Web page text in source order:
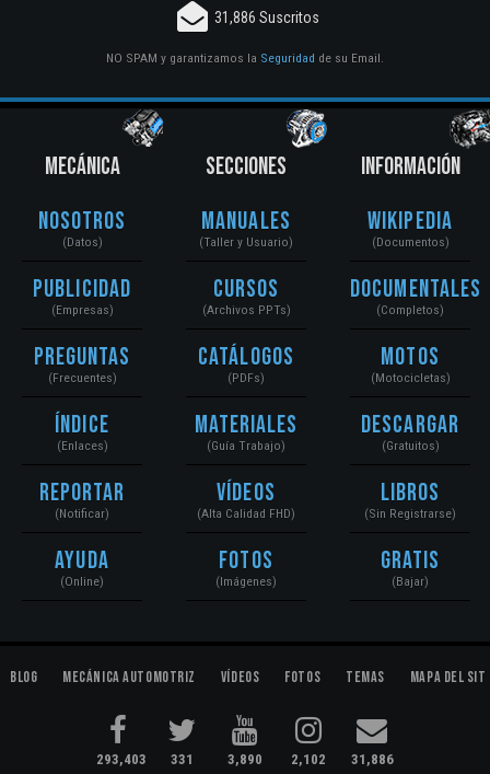
31,886 Suscritos
NO SPAM y garantizamos la Seguridad de su Email.
MECÁNICA
Nosotros
(Datos)
Publicidad
(Empresas)
Preguntas
(Frecuentes)
Índice
(Enlaces)
Reportar
(Notificar)
Ayuda
(Online)
SECCIONES
Manuales
(Taller y Usuario)
Cursos
(Archivos PPTs)
Catálogos
(PDFs)
Materiales
(Guía Trabajo)
Vídeos
(Alta Calidad FHD)
Fotos
(Imágenes)
INFORMACIÓN
Wikipedia
(Documentos)
Documentales
(Completos)
Motos
(Motocicletas)
Descargar
(Gratuitos)
Libros
(Sin Registrarse)
Gratis
(Bajar)
Blog Mecánica Automotriz Vídeos Fotos Temas Mapa del
293,403 331 3,890 2,102 31,886